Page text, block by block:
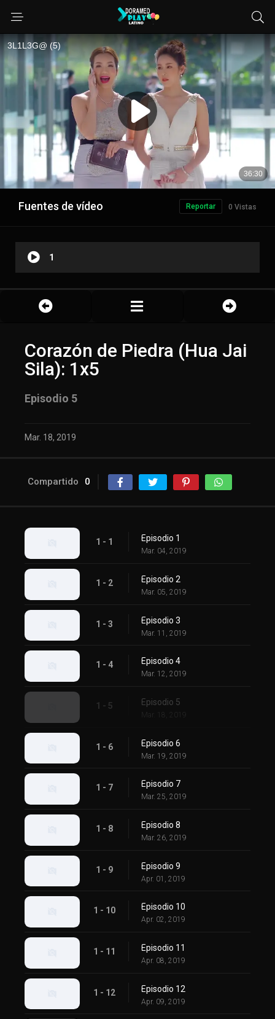
Fuentes de vídeo 0 Vistas
Reportar
1
Corazón de Piedra (Hua Jai
Sila): 1x5
Episodio 5
Mar. 18, 2019
Compartido 0
1 - 1 Episodio 1
Mar. 04, 2019
1 - 2 Episodio 2
Mar. 05, 2019
1 - 3 Episodio 3
Mar. 11, 2019
1 - 4 Episodio 4
Mar. 12, 2019
1 - 5 Episodio 5
Mar. 18, 2019
1 - 6 Episodio 6
Mar. 19, 2019
1 - 7 Episodio 7
Mar. 25, 2019
1 - 8 Episodio 8
Mar. 26, 2019
1 - 9 Episodio 9
Apr. 01, 2019
1 - 10 Episodio 10
Apr. 02, 2019
1 - 11 Episodio 11
Apr. 08, 2019
1 - 12 Episodio 12
Apr. 09, 2019